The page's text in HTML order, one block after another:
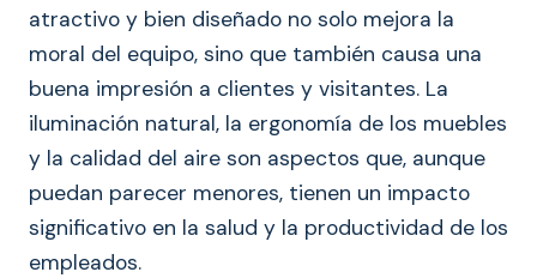
atractivo y bien diseñado no solo mejora la
moral del equipo, sino que también causa una
buena impresión a clientes y visitantes. La
iluminación natural, la ergonomía de los muebles
y la calidad del aire son aspectos que, aunque
puedan parecer menores, tienen un impacto
significativo en la salud y la productividad de los
empleados.